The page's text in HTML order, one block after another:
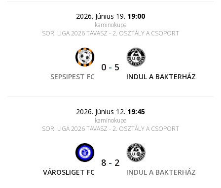
2026. Június 19. 19:00
kaminokupa
SORI LIGA 2026 TAVASZ - 2. OSZTÁLY A CSOPORT
SEPSIPEST FC
0 - 5
INDUL A BAKTERHÁZ
2026. Június 12. 19:45
kaminokupa
SORI LIGA 2026 TAVASZ - 2. OSZTÁLY A CSOPORT
VÁROSLIGET FC
8 - 2
INDUL A BAKTERHÁZ